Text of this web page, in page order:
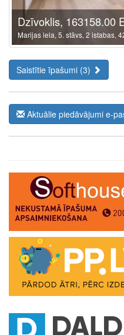
Dzīvoklis, 163158.00
Marijas iela, 5. stāvs, 2 istabas,
Saistītie īpašumi (3)
Aktuālie piedāvājumi e-